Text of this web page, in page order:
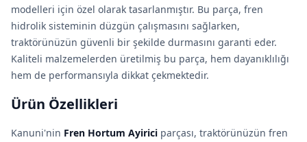
modelleri için özel olarak tasarlanmıştır. Bu parça, fren
hidrolik sisteminin düzgün çalışmasını sağlarken,
traktörünüzün güvenli bir şekilde durmasını garanti eder.
Kaliteli malzemelerden üretilmiş bu parça, hem dayanıklılığı
hem de performansıyla dikkat çekmektedir.
Ürün Özellikleri
Kanuni'nin Fren Hortum Ayirici parçası, traktörünüzün fren